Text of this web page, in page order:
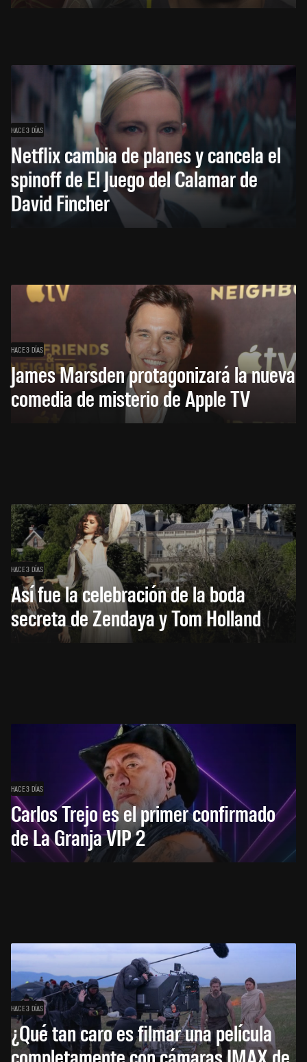
HACE 3 DÍAS
Netflix cambia de planes y cancela el
spinoff de El Juego del Calamar de
David Fincher
HACE 3 DÍAS
James Marsden protagonizará la nueva
comedia de misterio de Apple TV
HACE 3 DÍAS
Así fue la celebración de la boda
secreta de Zendaya y Tom Holland
HACE 3 DÍAS
Carlos Trejo es el primer confirmado
de La Granja VIP 2
HACE 3 DÍAS
¿Qué tan caro es filmar una película
completamente con cámaras IMAX de